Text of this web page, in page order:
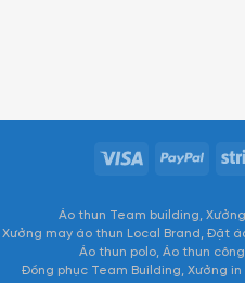
Áo thun Team building
Xưởng may áo thun Local Brand Đặt
Áo thun polo Áo thun
Đồng phục Team Building Xưởng in